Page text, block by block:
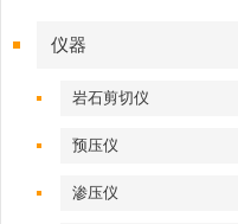
仪器
岩石剪切仪
预压仪
渗压仪